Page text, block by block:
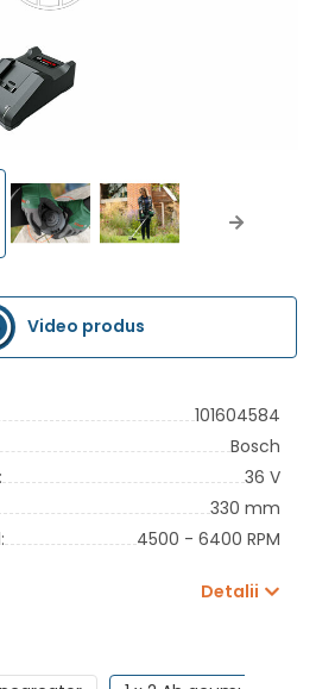
Video produs
Next
101604584
Bosch
36 V
330 mm
4500 - 6400 RPM
Detalii